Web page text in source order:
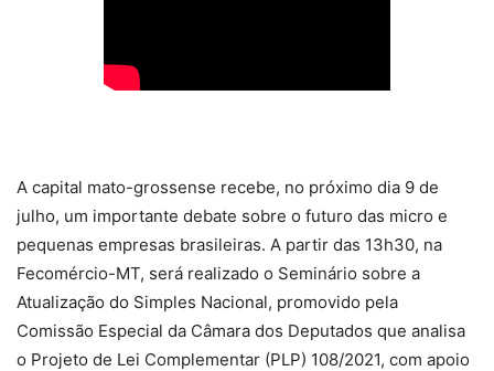
A capital mato-grossense recebe, no próximo dia 9 de
julho, um importante debate sobre o futuro das micro e
pequenas empresas brasileiras. A partir das 13h30, na
Fecomércio-MT, será realizado o Seminário sobre a
Atualização do Simples Nacional, promovido pela
Comissão Especial da Câmara dos Deputados que analisa
o Projeto de Lei Complementar (PLP) 108/2021, com apoio